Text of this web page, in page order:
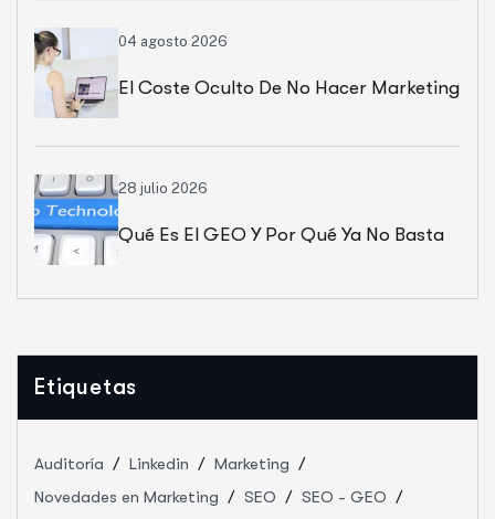
04 agosto 2026
El Coste Oculto De No Hacer Marketing
28 julio 2026
Qué Es El GEO Y Por Qué Ya No Basta
Etiquetas
Auditoría Linkedin
Marketing
Novedades en Marketing
SEO
SEO - GEO